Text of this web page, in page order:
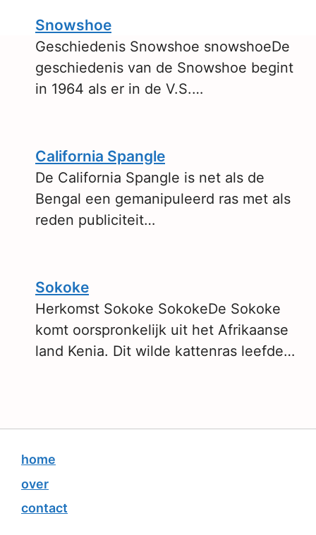
Snowshoe
Geschiedenis Snowshoe snowshoeDe
geschiedenis van de Snowshoe begint
in 1964 als er in de V.S.…
California Spangle
De California Spangle is net als de
Bengal een gemanipuleerd ras met als
reden publiciteit…
Sokoke
Herkomst Sokoke SokokeDe Sokoke
komt oorspronkelijk uit het Afrikaanse
land Kenia. Dit wilde kattenras leefde…
home
over
contact